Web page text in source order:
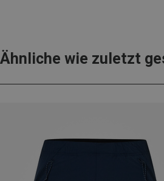
Ähnliche wie zuletzt